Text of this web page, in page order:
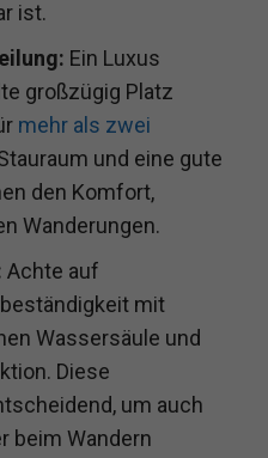
ist.
Ein Luxus
großzügig Platz
mehr als zwei
und eine gute
den Komfort,
Wanderungen.
Achte auf
mit
Wassersäule und
Diese
um auch
beim Wandern